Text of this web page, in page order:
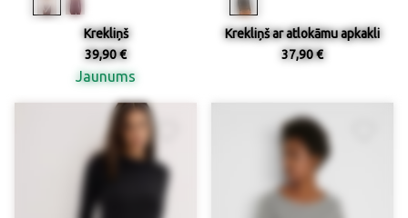
Krekliņš
39,90 €
Jaunums
Krekliņš ar atlokāmu apkakli
37,90 €